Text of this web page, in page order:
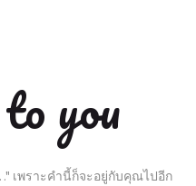
you
เพราะคำนี้ก็จะอยู่กับคุณไปอีก